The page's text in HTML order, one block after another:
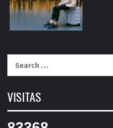
for:
VISITAS